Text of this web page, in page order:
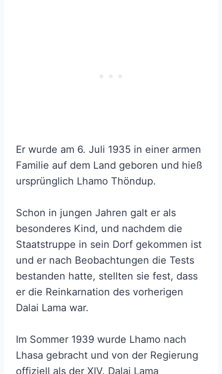
Er wurde am 6. Juli 1935 in einer armen
Familie auf dem Land geboren und hieß
ursprünglich Lhamo Thöndup.
Schon in jungen Jahren galt er als
besonderes Kind, und nachdem die
Staatstruppe in sein Dorf gekommen ist
und er nach Beobachtungen die Tests
bestanden hatte, stellten sie fest, dass
er die Reinkarnation des vorherigen
Dalai Lama war.
Im Sommer 1939 wurde Lhamo nach
Lhasa gebracht und von der Regierung
offiziell als der XIV. Dalai Lama